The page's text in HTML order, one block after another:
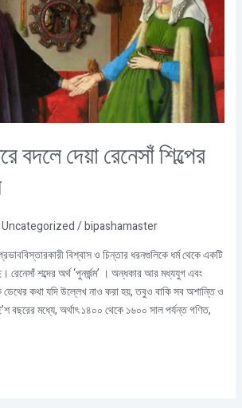
বদলে দেয়া রেনেসাঁ শিল্পের
Uncategorized/bipashamaster
বিশ্বাস ও চিন্তার ধরনগুলিকে ধর্ম থেকে একটি
রেনেসাঁ শব্দের অর্থ ‘পুনর্জন্ম’ । অন্ধকার আর মধ্যযুগ এবং
ডেথের কথা যদি উল্লেখ নাও করা হয়, তবুও বাকি সব অশান্তি ও
বছরের মধ্যে, অর্থাৎ ১৪০০ থেকে ১৬০০ সাল পর্যন্ত গণিত,